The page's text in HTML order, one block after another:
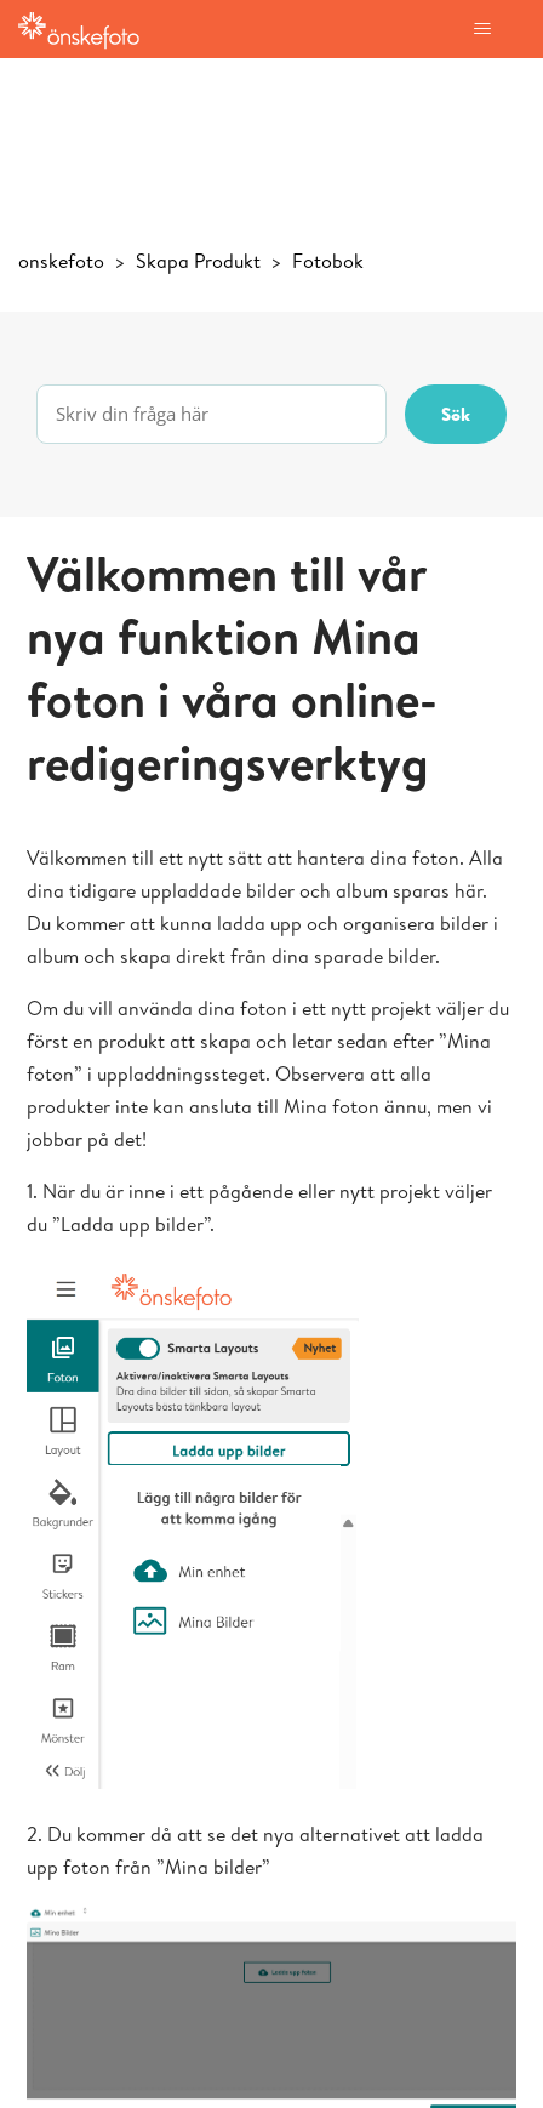
onskefoto Skapa Produkt Fotobok
Välkommen till vår
nya funktion Mina
foton i våra online-
redigeringsverktyg
Välkommen till ett nytt sätt att hantera dina foton. Alla
dina tidigare uppladdade bilder och album sparas här.
Du kommer att kunna ladda upp och organisera bilder i
album och skapa direkt från dina sparade bilder.
Om du vill använda dina foton i ett nytt projekt väljer du
först en produkt att skapa och letar sedan efter ”Mina
foton” i uppladdningssteget. Observera att alla
produkter inte kan ansluta till Mina foton ännu, men vi
jobbar på det!
1. När du är inne i ett pågående eller nytt projekt väljer
du ”Ladda upp bilder”.
2. Du kommer då att se det nya alternativet att ladda
upp foton från ”Mina bilder”